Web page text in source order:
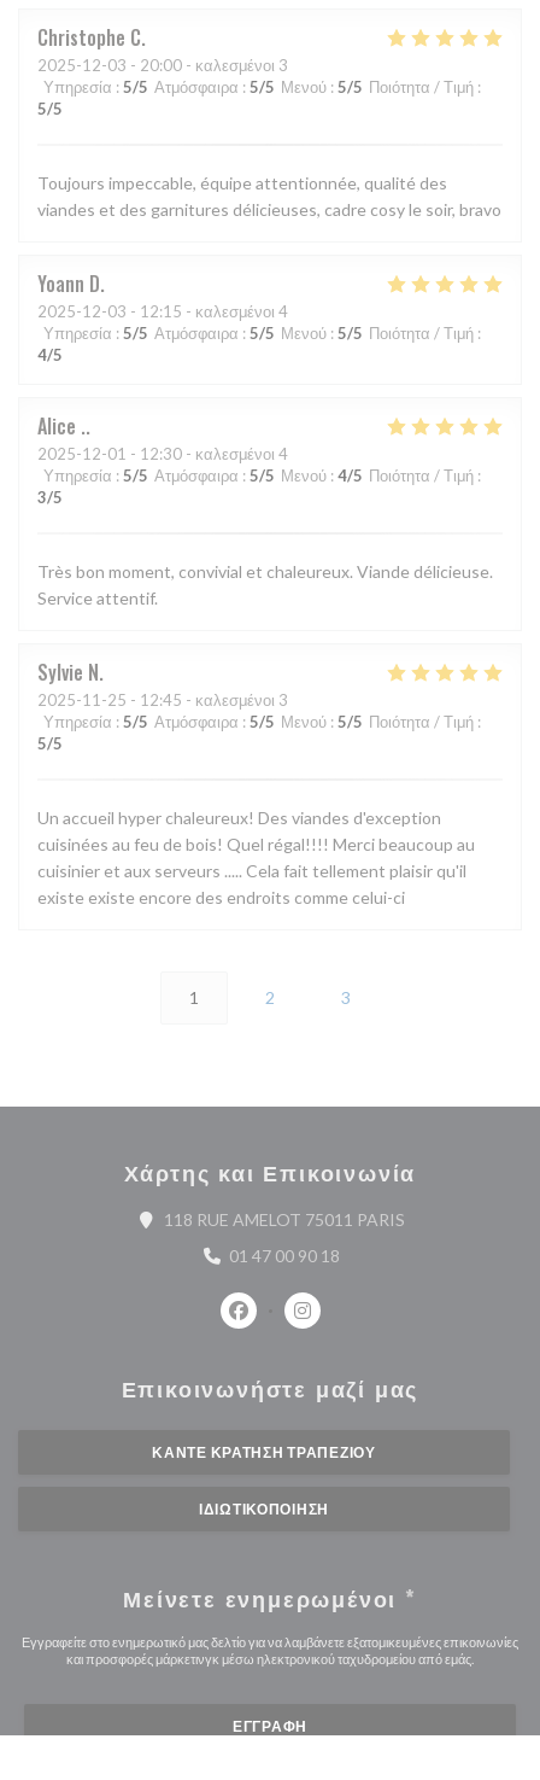
Christophe C
2025-12-03 - 20:00 - καλεσμένοι 3
Υπηρεσία : 5/5 Ατμόσφαιρα : 5/5 Μενού : 5/5 Ποιότητα / Τιμή :
5/5
Toujours impeccable, équipe attentionnée, qualité des
viandes et des garnitures délicieuses, cadre cosy le soir, bravo
Yoann D
2025-12-03 - 12:15 - καλεσμένοι 4
Υπηρεσία : 5/5 Ατμόσφαιρα : 5/5 Μενού : 5/5 Ποιότητα / Τιμή :
4/5
Alice .
2025-12-01 - 12:30 - καλεσμένοι 4
Υπηρεσία : 5/5 Ατμόσφαιρα : 5/5 Μενού : 4/5 Ποιότητα / Τιμή :
3/5
Très bon moment, convivial et chaleureux. Viande délicieuse.
Service attentif.
Sylvie N
2025-11-25 - 12:45 - καλεσμένοι 3
Υπηρεσία : 5/5 Ατμόσφαιρα : 5/5 Μενού : 5/5 Ποιότητα / Τιμή :
5/5
Un accueil hyper chaleureux! Des viandes d'exception
cuisinées au feu de bois! Quel régal!!!! Merci beaucoup au
cuisinier et aux serveurs ..... Cela fait tellement plaisir qu'il
existe existe encore des endroits comme celui-ci
1 2 3
Χάρτης και Επικοινωνία
118 RUE AMELOT 75011 PARIS((ανοίγει σε νέο
01 47 00 90 18
Facebook ((ανοίγει σε νέο
Instagram ((ανοίγει σε νέο
Επικοινωνήστε μαζί μας
ΚΆΝΤΕ ΚΡΆΤΗΣΗ ΤΡΑΠΕΖΙΟΎ
ΙΔΙΩΤΙΚΟΠΟΊΗΣΗ
Μείνετε ενημερωμένοι *
Εγγραφείτε στο ενημερωτικό μας δελτίο για να λαμβάνετε εξατομικευμένες επικοινωνίες
και προσφορές μάρκετινγκ μέσω ηλεκτρονικού ταχυδρομείου από εμάς.
ΕΓΓΡΑΦΉ